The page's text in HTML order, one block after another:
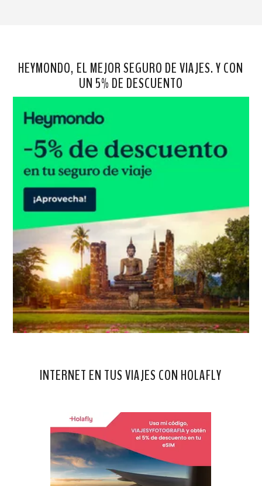
HEYMONDO, EL MEJOR SEGURO DE VIAJES. Y CON
UN 5% DE DESCUENTO
INTERNET EN TUS VIAJES CON HOLAFLY